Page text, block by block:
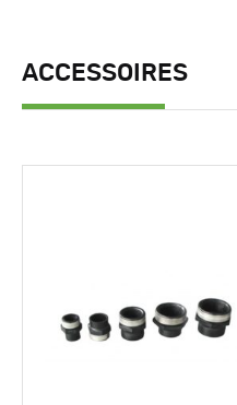
ACCESSOIRES